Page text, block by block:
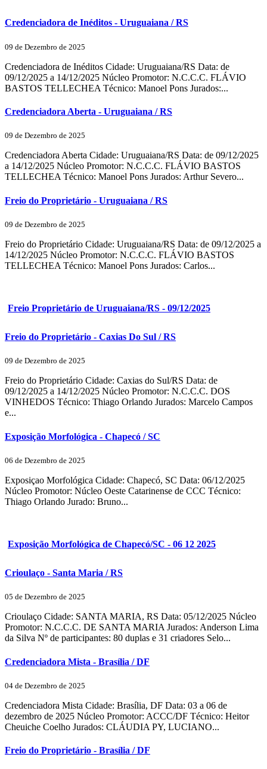
Credenciadora de Inéditos - Uruguaiana / RS
09 de Dezembro de 2025
Credenciadora de Inéditos Cidade: Uruguaiana/RS Data: de
09/12/2025 a 14/12/2025 Núcleo Promotor: N.C.C.C. FLÁVIO
BASTOS TELLECHEA Técnico: Manoel Pons Jurados:...
Credenciadora Aberta - Uruguaiana / RS
09 de Dezembro de 2025
Credenciadora Aberta Cidade: Uruguaiana/RS Data: de 09/12/2025
a 14/12/2025 Núcleo Promotor: N.C.C.C. FLÁVIO BASTOS
TELLECHEA Técnico: Manoel Pons Jurados: Arthur Severo...
Freio do Proprietário - Uruguaiana / RS
09 de Dezembro de 2025
Freio do Proprietário Cidade: Uruguaiana/RS Data: de 09/12/2025 a
14/12/2025 Núcleo Promotor: N.C.C.C. FLÁVIO BASTOS
TELLECHEA Técnico: Manoel Pons Jurados: Carlos...
Freio Proprietário de Uruguaiana/RS - 09/12/2025
Freio do Proprietário - Caxias Do Sul / RS
09 de Dezembro de 2025
Freio do Proprietário Cidade: Caxias do Sul/RS Data: de
09/12/2025 a 14/12/2025 Núcleo Promotor: N.C.C.C. DOS
VINHEDOS Técnico: Thiago Orlando Jurados: Marcelo Campos
e...
Exposição Morfológica - Chapecó / SC
06 de Dezembro de 2025
Exposiçao Morfológica Cidade: Chapecó, SC Data: 06/12/2025
Núcleo Promotor: Núcleo Oeste Catarinense de CCC Técnico:
Thiago Orlando Jurado: Bruno...
Exposição Morfológica de Chapecó/SC - 06 12 2025
Crioulaço - Santa Maria / RS
05 de Dezembro de 2025
Crioulaço Cidade: SANTA MARIA, RS Data: 05/12/2025 Núcleo
Promotor: N.C.C.C. DE SANTA MARIA Jurados: Anderson Lima
da Silva Nº de participantes: 80 duplas e 31 criadores Selo...
Credenciadora Mista - Brasília / DF
04 de Dezembro de 2025
Credenciadora Mista Cidade: Brasília, DF Data: 03 a 06 de
dezembro de 2025 Núcleo Promotor: ACCC/DF Técnico: Heitor
Cheuiche Coelho Jurados: CLÁUDIA PY, LUCIANO...
Freio do Proprietário - Brasília / DF